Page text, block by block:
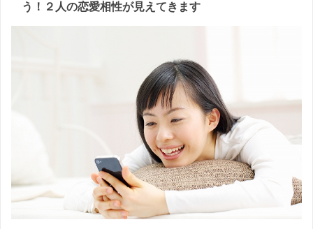
う！２人の恋愛相性が見えてきます